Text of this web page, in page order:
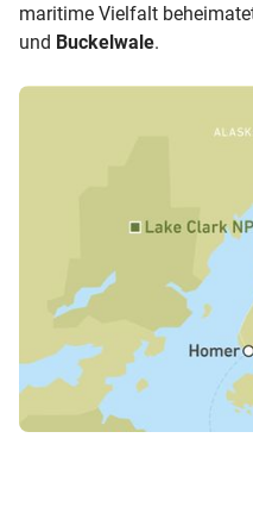
maritime Vielfalt
und Buckelwale.